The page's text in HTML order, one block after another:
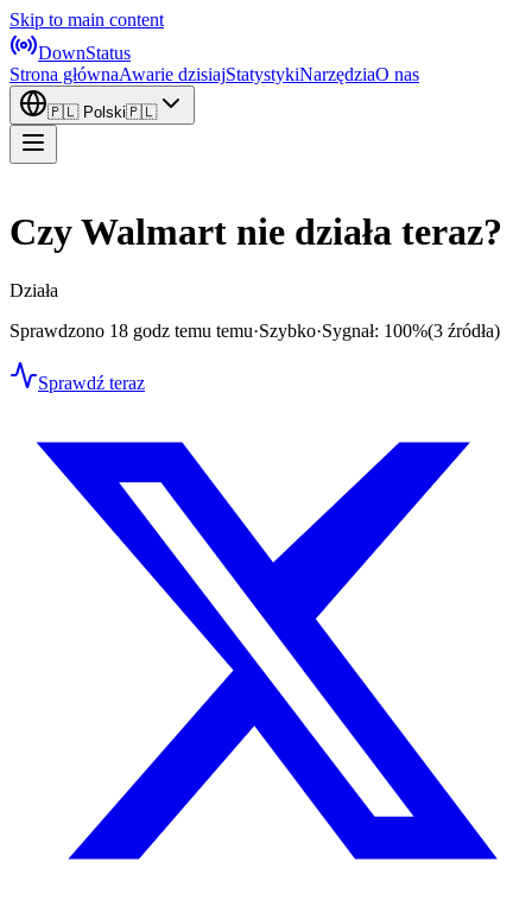
Skip to main content
DownStatus
Strona głównaAwarie dzisiajStatystykiNarzędziaO nas
🇵🇱 Polski🇵🇱
Czy Walmart nie działa teraz?
Działa
Sprawdzono 18 godz temu temu·Szybko·Sygnał: 100%(3 źródła)
Sprawdź teraz